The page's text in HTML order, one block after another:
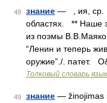
48 знание — , ия, ср.
областях. ** Наше
из поэмы
“Ленин и теперь
оружие”./. патет.
Толковый словарь
49 знание — žinojimas